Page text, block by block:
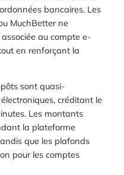
bancaires. Les
MuchBetter ne
au compte e-
en renforçant la
sont quasi-
créditant le
Les montants
la plateforme
que les plafonds
pour les comptes